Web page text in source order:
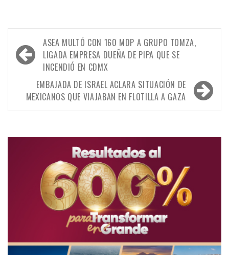
Navegación
de
entradas
ASEA MULTÓ CON 160 MDP A GRUPO TOMZA,
LIGADA EMPRESA DUEÑA DE PIPA QUE SE
INCENDIÓ EN CDMX
EMBAJADA DE ISRAEL ACLARA SITUACIÓN DE
MEXICANOS QUE VIAJABAN EN FLOTILLA A GAZA